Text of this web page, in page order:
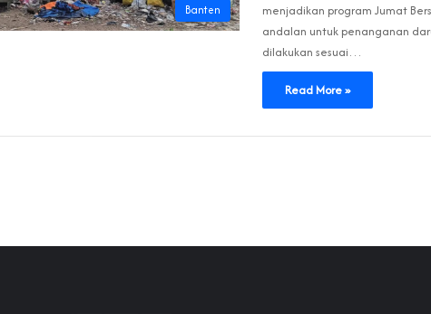
Banten
menjadikan program Jumat
andalan untuk penanganan
dilakukan sesuai…
Read More »